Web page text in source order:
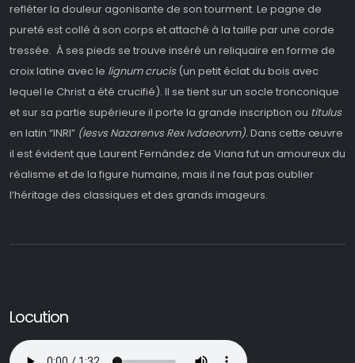
refléter la douleur agonisante de son tourment. Le pagne de
pureté est collé à son corps et attaché à la taille par une corde
tressée. À ses pieds se trouve inséré un reliquaire en forme de
croix latine avec le lignum crucis (un petit éclat du bois avec
lequel le Christ a été crucifié). Il se tient sur un socle tronconique
et sur sa partie supérieure il porte la grande inscription ou titulus
en latin “INRI” (Iesvs Nazarenvs Rex Ivdaeorvm).Dans cette œuvre
il est évident que Laurent Fernández de Viana fut un amoureux du
réalisme et de la figure humaine, mais il ne faut pas oublier
l’héritage des classiques et des grands imageurs.
Locution